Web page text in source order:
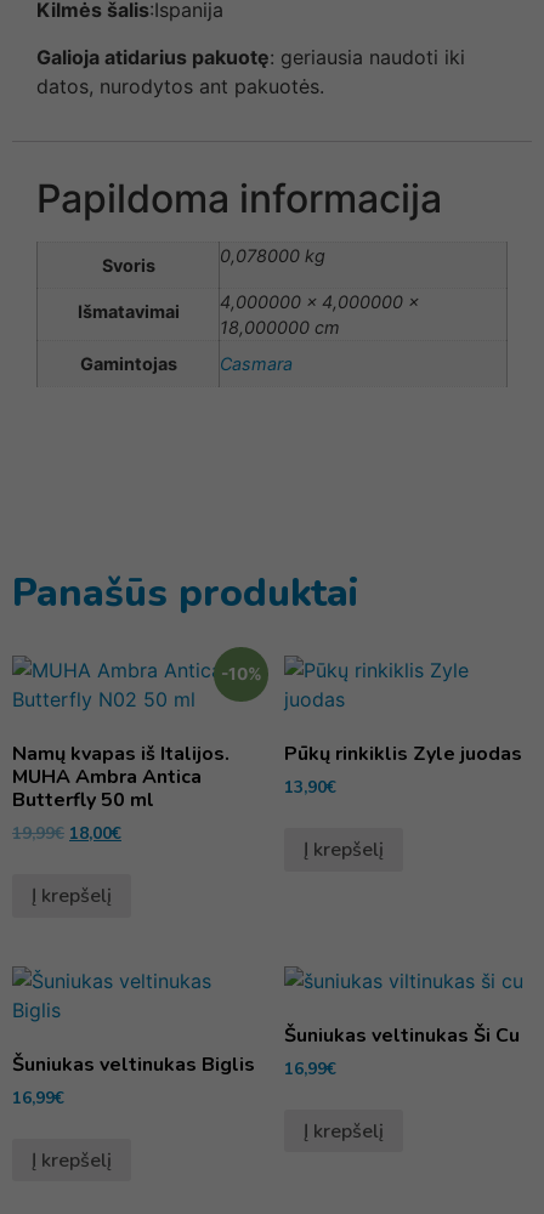
Kilmės šalis:Ispanija
Galioja atidarius pakuotę: geriausia naudoti iki
datos, nurodytos ant pakuotės.
Papildoma informacija
Svoris 0,078000 kg
Išmatavimai
4,000000 × 4,000000 ×
18,000000 cm
Gamintojas
Casmara
Panašūs produktai
-10%
Namų kvapas iš Italijos.
MUHA Ambra Antica
Butterfly 50 ml
19,99€ 18,00€
Į krepšelį
Pūkų rinkiklis Zyle juodas
13,90€
Į krepšelį
Šuniukas veltinukas Biglis
16,99€
Į krepšelį
Šuniukas veltinukas Ši Cu
16,99€
Į krepšelį